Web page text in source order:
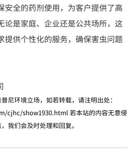
安全的药剂使用，为客户提供了高
论是家庭、企业还是公共场所，这
提供个性化的服务，确保害虫问题
尼环境立场，如若转载，请注明出处：
cjhc/show1930.html 若本站的内容无意侵
我们会及时处理和回复。